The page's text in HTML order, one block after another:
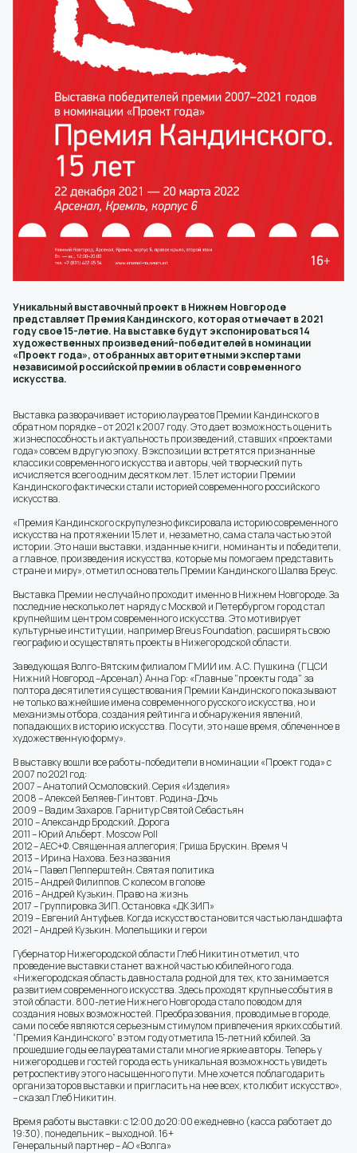
Уникальный выставочный проект в Нижнем Новгороде
представляет Премия Кандинского, которая отмечает в 2021
году свое 15-летие. На выставке будут экспонироваться 14
художественных произведений-победителей в номинации
«Проект года», отобранных авторитетными экспертами
независимой российской премии в области современного
искусства.
Выставка разворачивает историю лауреатов Премии Кандинского в
обратном порядке – от 2021 к 2007 году. Это дает возможность оценить
жизнеспособность и актуальность произведений, ставших «проектами
года» совсем в другую эпоху. В экспозиции встретятся признанные
классики современного искусства и авторы, чей творческий путь
исчисляется всего одним десятком лет. 15 лет истории Премии
Кандинского фактически стали историей современного российского
искусства.
«Премия Кандинского скрупулезно фиксировала историю современного
искусства на протяжении 15 лет и, незаметно, сама стала частью этой
истории. Это наши выставки, изданные книги, номинанты и победители,
а главное, произведения искусства, которые мы помогаем представить
стране и миру», отметил основатель Премии Кандинского Шалва Бреус.
Выставка Премии не случайно проходит именно в Нижнем Новгороде. За
последние несколько лет наряду с Москвой и Петербургом город стал
крупнейшим центром современного искусства. Это мотивирует
культурные институции, например Breus Foundation, расширять свою
географию и осуществлять проекты в Нижегородской области.
Заведующая Волго-Вятским филиалом ГМИИ им. А.С. Пушкина (ГЦСИ
Нижний Новгород –Арсенал) Анна Гор: «Главные "проекты года" за
полтора десятилетия существования Премии Кандинского показывают
не только важнейшие имена современного русского искусства, но и
механизмы отбора, создания рейтинга и обнаружения явлений,
попадающих в историю искусства. По сути, это наше время, облеченное в
художественную форму».
В выставку вошли все работы-победители в номинации «Проект года» с
2007 по 2021 год:
2007 – Анатолий Осмоловский. Серия «Изделия»
2008 – Алексей Беляев-Гинтовт. Родина-Дочь
2009 – Вадим Захаров. Гарнитур Святой Себастьян
2010 – Александр Бродский. Дорога
2011 – Юрий Альберт. Moscow Poll
2012 – АЕС+Ф. Священная аллегория; Гриша Брускин. Время Ч
2013 – Ирина Нахова. Без названия
2014 – Павел Пепперштейн. Святая политика
2015 – Андрей Филиппов. С колесом в голове
2016 – Андрей Кузькин. Право на жизнь
2017 – Группировка ЗИП. Остановка «ДК ЗИП»
2019 – Евгений Антуфьев. Когда искусство становится частью ландшафта
2021 – Андрей Кузькин. Молельщики и герои
Губернатор Нижегородской области Глеб Никитин отметил, что
проведение выставки станет важной частью юбилейного года.
«Нижегородская область давно стала родной для тех, кто занимается
развитием современного искусства. Здесь проходят крупные события в
этой области. 800-летие Нижнего Новгорода стало поводом для
создания новых возможностей. Преобразования, проводимые в городе,
сами по себе являются серьезным стимулом привлечения ярких событий.
“Премия Кандинского” в этом году отметила 15-летний юбилей. За
прошедшие годы ее лауреатами стали многие яркие авторы. Теперь у
нижегородцев и гостей города есть уникальная возможность увидеть
ретроспективу этого насыщенного пути. Мне хочется поблагодарить
организаторов выставки и пригласить на нее всех, кто любит искусство»,
– сказал Глеб Никитин.
Время работы выставки: с 12:00 до 20:00 ежедневно (касса работает до
19:30), понедельник – выходной. 16+
Генеральный партнер – АО «Волга»